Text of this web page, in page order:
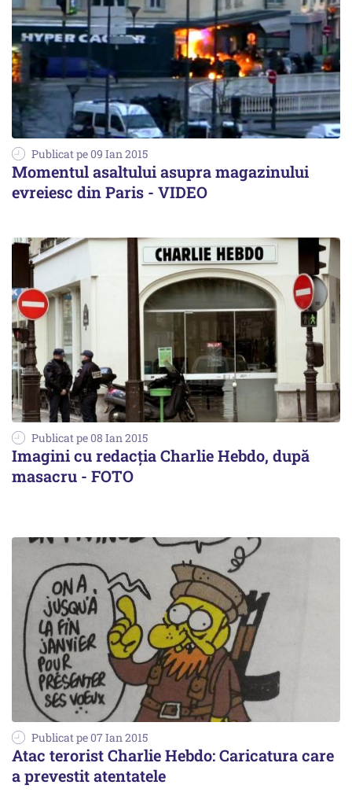
Publicat pe 09 Ian 2015
Momentul asaltului asupra magazinului
evreiesc din Paris - VIDEO
Publicat pe 08 Ian 2015
Imagini cu redacția Charlie Hebdo, după
masacru - FOTO
Publicat pe 07 Ian 2015
Atac terorist Charlie Hebdo: Caricatura care
a prevestit atentatele